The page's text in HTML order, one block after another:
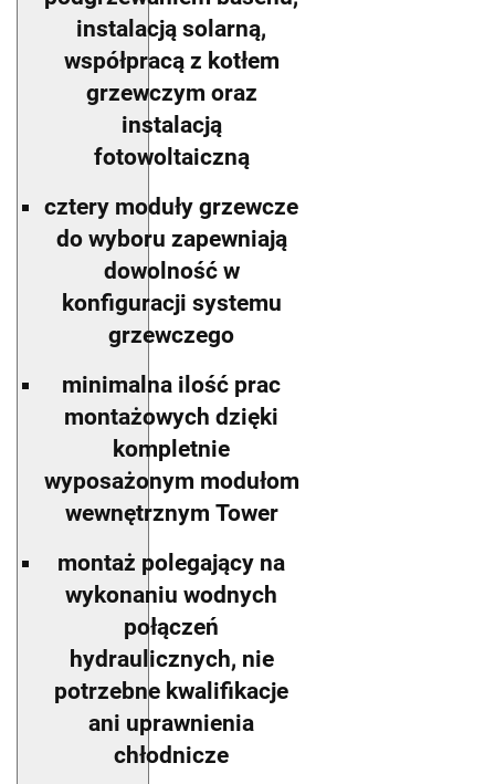
instalacją solarną,
współpracą z kotłem
grzewczym oraz
instalacją
fotowoltaiczną
cztery moduły grzewcze
do wyboru zapewniają
dowolność w
konfiguracji systemu
grzewczego
minimalna ilość prac
montażowych dzięki
kompletnie
wyposażonym modułom
wewnętrznym Tower
montaż polegający na
wykonaniu wodnych
połączeń
hydraulicznych, nie
potrzebne kwalifikacje
ani uprawnienia
chłodnicze